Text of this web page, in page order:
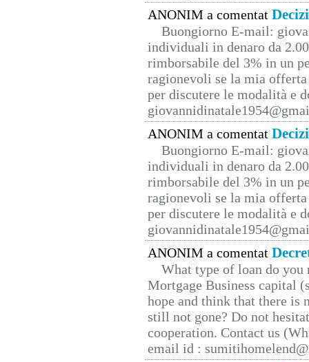
ANONIM a comentat
Buongiorno E-mail:
individuali in denaro da
rimborsabile del 3% in un
ragionevoli se la mia
per discutere le modalità e
ANONIM a comentat
Buongiorno E-mail:
individuali in denaro da
rimborsabile del 3% in un
ragionevoli se la mia
per discutere le modalità e
ANONIM a comentat
What type of loan do you
Mortgage Business capital
hope and think that there is
still not gone? Do not
cooperation. Contact us
email id :